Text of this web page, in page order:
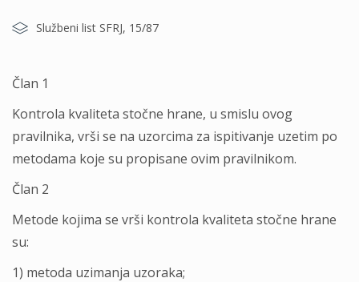
Službeni list SFRJ, 15/87
Član 1
Kontrola kvaliteta stočne hrane, u smislu ovog
pravilnika, vrši se na uzorcima za ispitivanje uzetim po
metodama koje su propisane ovim pravilnikom.
Član 2
Metode kojima se vrši kontrola kvaliteta stočne hrane
su:
1) metoda uzimanja uzoraka;